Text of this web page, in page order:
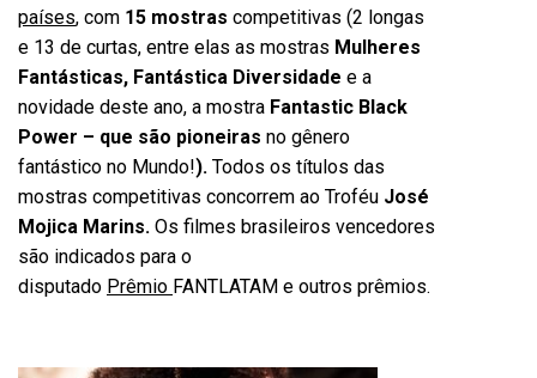
países, com 15 mostras competitivas (2 longas
e 13 de curtas, entre elas as mostras Mulheres
Fantásticas, Fantástica Diversidade e a
novidade deste ano, a mostra Fantastic Black
Power – que são pioneiras no gênero
fantástico no Mundo!). Todos os títulos das
mostras competitivas concorrem ao Troféu José
Mojica Marins. Os filmes brasileiros vencedores
são indicados para o
disputado Prêmio FANTLATAM e outros prêmios.